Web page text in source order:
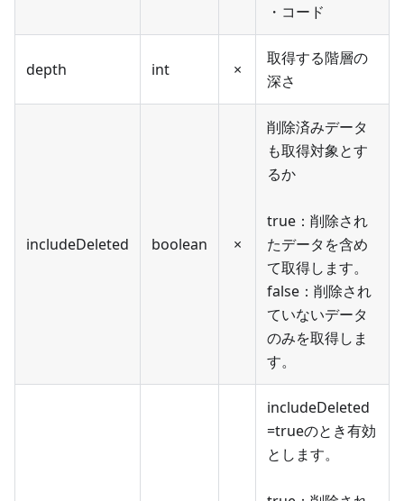
・コード
depth int ×
取得する階層の
深さ
includeDeleted boolean ×
削除済みデータ
も取得対象とす
るか
true：削除され
たデータを含め
て取得します。
false：削除され
ていないデータ
のみを取得しま
す。
includeDeleted
=trueのとき有効
とします。